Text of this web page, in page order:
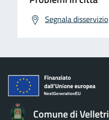
Segnala disservizio
Comune di Velletri